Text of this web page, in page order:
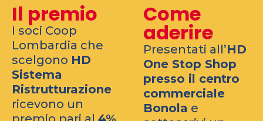
Il premio
I soci Coop
Lombardia che
scelgono HD
Sistema
Ristrutturazione
ricevono un
Come
aderire
Presentati all’HD
One Stop Shop
presso il centro
commerciale
Bonola e